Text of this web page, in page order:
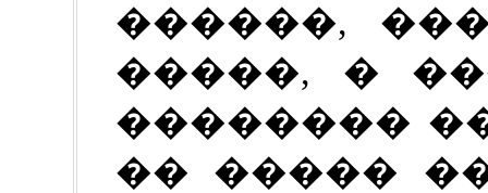
������,
�����, �
��������
�� �����